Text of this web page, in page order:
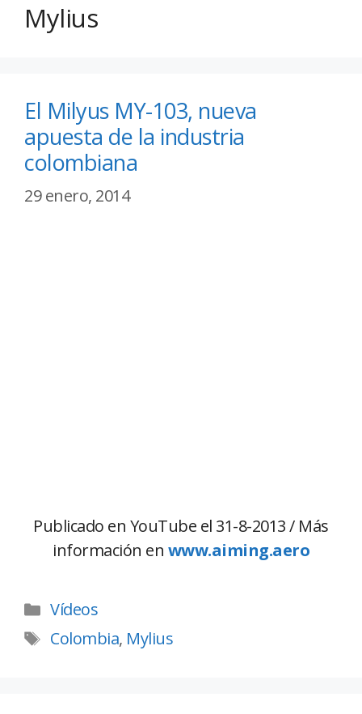
Mylius
El Milyus MY-103, nueva
apuesta de la industria
colombiana
29 enero, 2014
Publicado en YouTube el 31-8-2013 / Más
información en www.aiming.aero
Vídeos
Colombia, Mylius